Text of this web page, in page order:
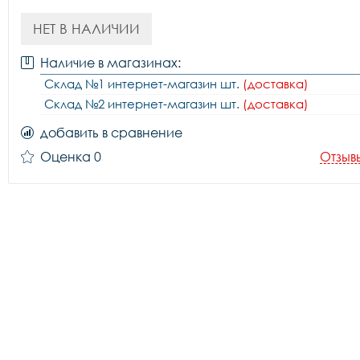
НЕТ В НАЛИЧИИ
Наличие в магазинах:
Склад №1 интернет-магазин шт. (доставка)
Склад №2 интернет-магазин шт. (доставка)
добавить в сравнение
Оценка 0